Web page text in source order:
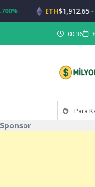
ETH $1,912.65
00:36
Para
Sponsor